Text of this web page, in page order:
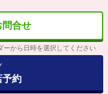
問合せ
ーから日時を選択してください
予約